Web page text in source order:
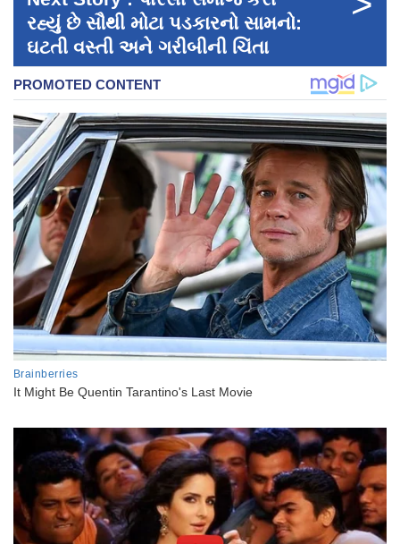
રહ્યું છે સૌથી મોટા પડકારનો સામનો:
ઘટતી વસ્તી અને ગરીબીની ચિંતા